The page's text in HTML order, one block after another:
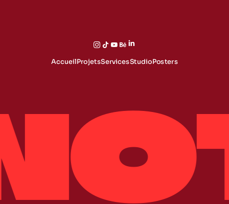
AccueilProjetsServicesStudioPosters